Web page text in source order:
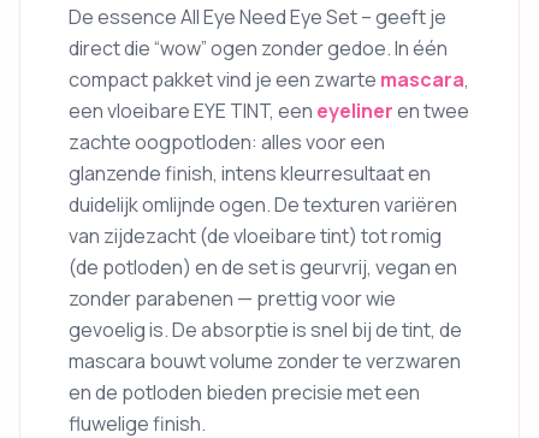
De essence All Eye Need Eye Set – geeft je
direct die “wow” ogen zonder gedoe. In één
compact pakket vind je een zwarte mascara,
een vloeibare EYE TINT, een eyelineren twee
zachte oogpotloden: alles voor een
glanzende finish, intens kleurresultaat en
duidelijk omlijnde ogen. De texturen variëren
van zijdezacht (de vloeibare tint) tot romig
(de potloden) en de set is geurvrij, vegan en
zonder parabenen — prettig voor wie
gevoelig is. De absorptie is snel bij de tint, de
mascara bouwt volume zonder te verzwaren
en de potloden bieden precisie met een
fluwelige finish.